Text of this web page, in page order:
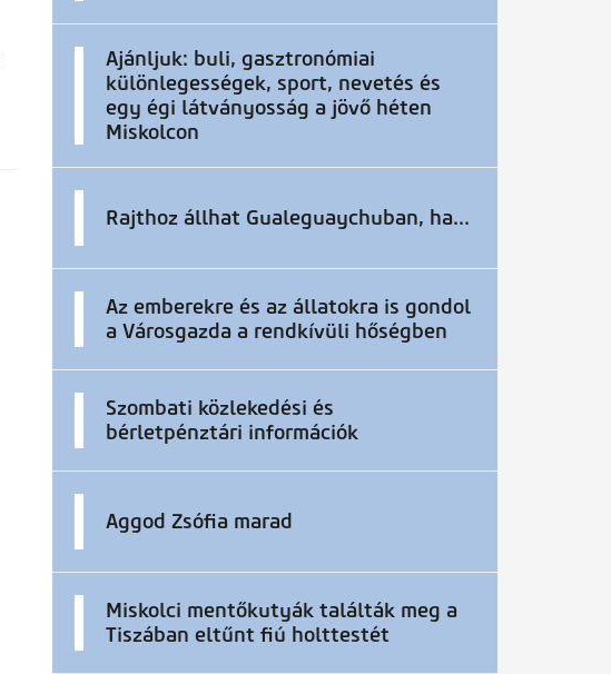
Ajánljuk: buli, gasztronómiai
különlegességek, sport, nevetés és
egy égi látványosság a jövő héten
Miskolcon
Rajthoz állhat Gualeguaychuban, ha...
Az emberekre és az állatokra is gondol
a Városgazda a rendkívüli hőségben
Szombati közlekedési és
bérletpénztári információk
Aggod Zsófia marad
Miskolci mentőkutyák találták meg a
Tiszában eltűnt fiú holttestét